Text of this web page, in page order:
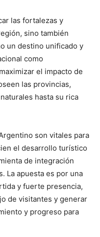
las fortalezas y
sino también
un destino unificado y
como
el impacto de
las provincias,
hasta su rica
son vitales para
el desarrollo turístico
de integración
La apuesta es por una
y fuerte presencia,
de visitantes y generar
y progreso para